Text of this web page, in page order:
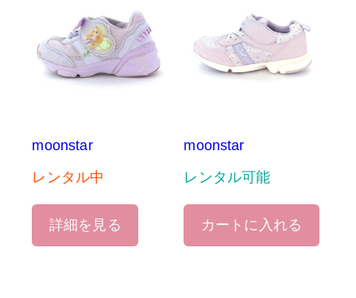
moonstar
レンタル中
詳細を見る
moonstar
レンタル可能
カートに入れる